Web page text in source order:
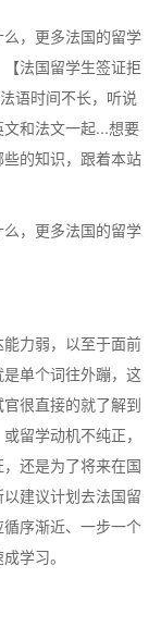
，更多法国的留学
法国留学生签证拒
语时间不长，听说
和法文一起...想要
的知识，跟着本站
，更多法国的留学
力弱，以至于面前
单个词往外蹦，这
很直接的就了解到
留学动机不纯正，
还是为了将来在国
建议计划去法国留
序渐近、一步一个
学习。